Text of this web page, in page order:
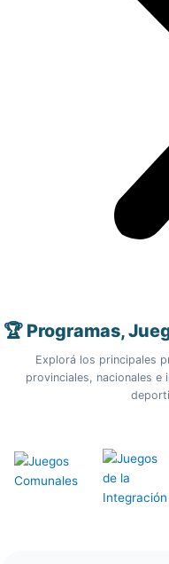
🏆 Programas,
Explorá los principales
provinciales, nacionales e